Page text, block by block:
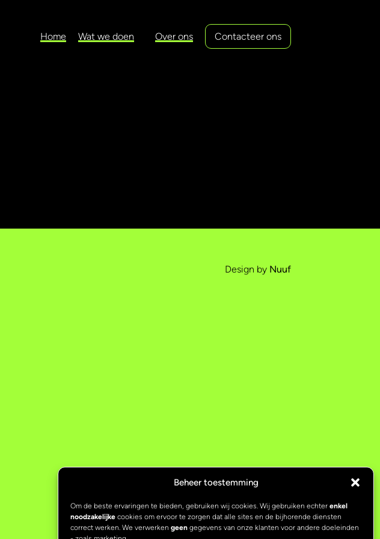
Beheer toestemming
Om de beste ervaringen te bieden, gebruiken wij cookies. Wij gebruiken echter enkel
noodzakelijke cookies om ervoor te zorgen dat alle sites en de bijhorende diensten
correct werken. We verwerken geen gegevens van onze klanten voor andere doeleinden
Home Wat we doen Over ons Contacteer ons
Design by Nuuf